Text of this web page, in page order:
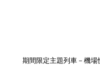
期間限定主題列車－機場